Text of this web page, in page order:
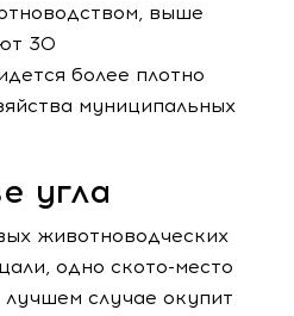
выше
30
более плотно
муниципальных
угла
животноводческих
одно ското-место
случае окупит